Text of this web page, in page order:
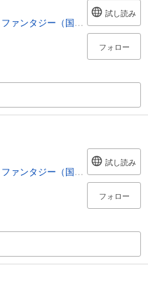
ファンタジー（国内）
試し読み
フォロー
ファンタジー（国内）
試し読み
フォロー